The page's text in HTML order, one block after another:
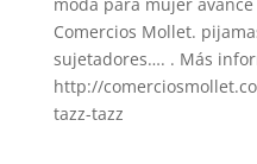
Comercios Mollet.
sujetadores…. . Más
http://
tazz-tazz